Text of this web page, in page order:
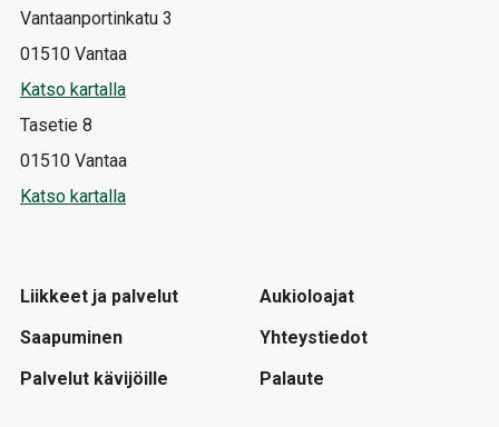
Vantaanportinkatu 3
01510 Vantaa
Katso kartalla
Tasetie 8
01510 Vantaa
Katso kartalla
Liikkeet ja palvelut
Saapuminen
Palvelut kävijöille
Aukioloajat
Yhteystiedot
Palaute